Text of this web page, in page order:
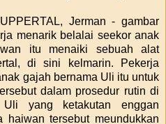
Jerman - gambar
menarik belalai seekor anak
itu menaiki sebuah alat
di sini kelmarin. Pekerja
gajah bernama Uli itu untuk
dalam prosedur rutin di
yang ketakutan enggan
haiwan tersebut meundukkan